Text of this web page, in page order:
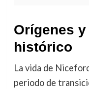
Orígenes
histórico
La vida de
periodo de